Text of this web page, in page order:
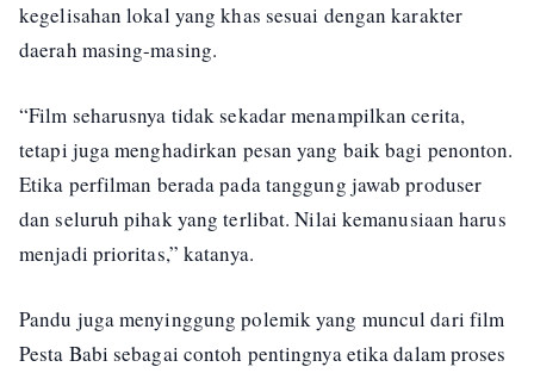
kegelisahan lokal yang khas sesuai dengan karakter
daerah masing-masing.
“Film seharusnya tidak sekadar menampilkan cerita,
tetapi juga menghadirkan pesan yang baik bagi penonton.
Etika perfilman berada pada tanggung jawab produser
dan seluruh pihak yang terlibat. Nilai kemanusiaan harus
menjadi prioritas,” katanya.
Pandu juga menyinggung polemik yang muncul dari film
Pesta Babi sebagai contoh pentingnya etika dalam proses